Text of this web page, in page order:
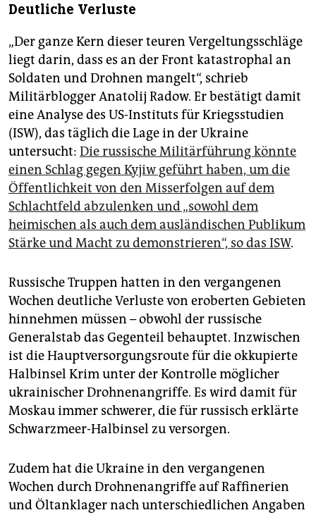
Deutliche Verluste
„Der ganze Kern dieser teuren Vergeltungsschläge
liegt darin, dass es an der Front katastrophal an
Soldaten und Drohnen mangelt“, schrieb
Militärblogger Anatolij Radow. Er bestätigt damit
eine Analyse des US-Instituts für Kriegsstudien
(ISW), das täglich die Lage in der Ukraine
untersucht: Die russische Militärführung könnte
einen Schlag gegen Kyjiw geführt haben, um die
Öffentlichkeit von den Misserfolgen auf dem
Schlachtfeld abzulenken und „sowohl dem
heimischen als auch dem ausländischen Publikum
Stärke und Macht zu demonstrieren“, so das ISW.
Russische Truppen hatten in den vergangenen
Wochen deutliche Verluste von eroberten Gebieten
hinnehmen müssen – obwohl der russische
Generalstab das Gegenteil behauptet. Inzwischen
ist die Hauptversorgungsroute für die okkupierte
Halbinsel Krim unter der Kontrolle möglicher
ukrainischer Drohnenangriffe. Es wird damit für
Moskau immer schwerer, die für russisch erklärte
Schwarzmeer-Halbinsel zu versorgen.
Zudem hat die Ukraine in den vergangenen
Wochen durch Drohnenangriffe auf Raffinerien
und Öltanklager nach unterschiedlichen Angaben